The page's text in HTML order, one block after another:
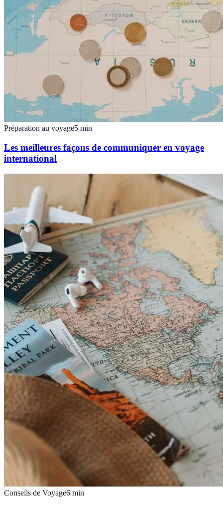
Préparation au voyage5 min
Les meilleures façons de communiquer en voyage
international
Conseils de Voyage6 min